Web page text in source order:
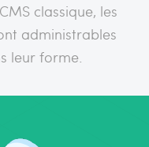
classique, les
administrables
leur forme.